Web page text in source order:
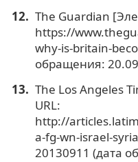
The Guardian
https://
why-is-britain-
обращения:
The Los Angeles
URL:
http://
a-fg-wn-israel-
20130911 (дата